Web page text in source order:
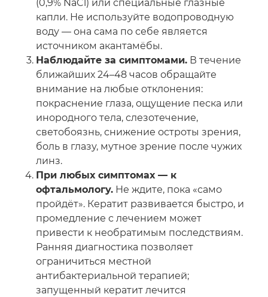
(0,9% NaCl) или специальные глазные
капли. Не используйте водопроводную
воду — она сама по себе является
источником акантамёбы.
Наблюдайте за симптомами. В течение
ближайших 24–48 часов обращайте
внимание на любые отклонения:
покраснение глаза, ощущение песка или
инородного тела, слезотечение,
светобоязнь, снижение остроты зрения,
боль в глазу, мутное зрение после чужих
линз.
При любых симптомах — к
офтальмологу. Не ждите, пока «само
пройдёт». Кератит развивается быстро, и
промедление с лечением может
привести к необратимым последствиям.
Ранняя диагностика позволяет
ограничиться местной
антибактериальной терапией;
запущенный кератит лечится